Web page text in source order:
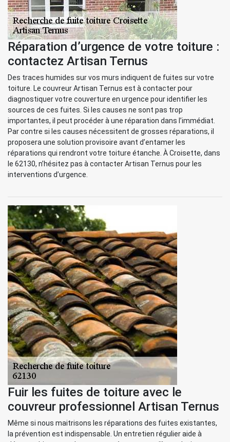
Réparation d’urgence de votre toiture :
contactez Artisan Ternus
Des traces humides sur vos murs indiquent de fuites sur votre
toiture. Le couvreur Artisan Ternus est à contacter pour
diagnostiquer votre couverture en urgence pour identifier les
sources de ces fuites. Si les causes ne sont pas trop
importantes, il peut procéder à une réparation dans l’immédiat.
Par contre si les causes nécessitent de grosses réparations, il
proposera une solution provisoire avant d’entamer les
réparations qui rendront votre toiture étanche. À Croisette, dans
le 62130, n’hésitez pas à contacter Artisan Ternus pour les
interventions d’urgence.
Fuir les fuites de toiture avec le
couvreur professionnel Artisan Ternus
Même si nous maitrisons les réparations des fuites existantes,
la prévention est indispensable. Un entretien régulier aide à